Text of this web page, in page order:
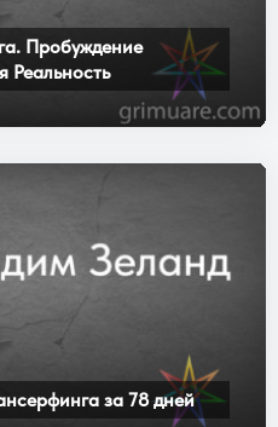
Пробуждение
Реальность
за 78 дней